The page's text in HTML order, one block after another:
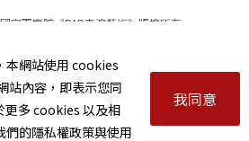
，1877-1923）結褵。
維也納開設私人作曲課程，
第二維也納樂派」的魏本（Ant
）與貝爾格（Alban Ber
家兩廳院《PAR表演藝術》版權所有
arts redefined. All Rights Reserved
Tax Id number 00973926
訊，如有異動應以主辦單位公告為準。
｜隱私權聲明｜著作權聲明
本網站使用 cookies
站內容，即表示您同
更多 cookies 以及相
們的隱私權政策與使用
我同意